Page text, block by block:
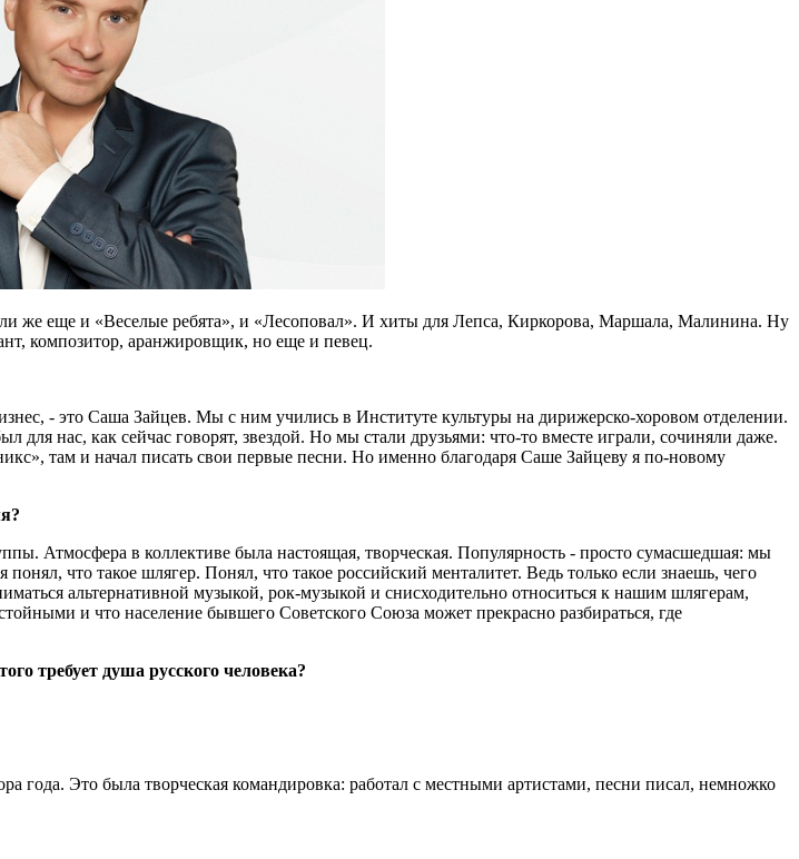
же еще и «Веселые ребята», и «Лесоповал». И хиты для Лепса, Киркорова, Маршала, Малинина. Ну
композитор, аранжировщик, но еще и певец.
- это Саша Зайцев. Мы с ним учились в Институте культуры на дирижерско-хоровом отделении.
нас, как сейчас говорят, звездой. Но мы стали друзьями: что-то вместе играли, сочиняли даже.
там и начал писать свои первые песни. Но именно благодаря Саше Зай­цеву я по-новому
Атмосфера в коллективе была настоящая, творческая. Популярность - просто сумасшедшая: мы
что такое шлягер. Понял, что такое российский менталитет. Ведь только если знаешь, чего
альтернативной музыкой, рок-музыкой и снисходительно относиться к нашим шлягерам,
и что население бывшего Советского Союза может прекрасно разбираться, где
требует душа русского человека?
года. Это была творческая командировка: работал с местными артистами, песни писал, немножко